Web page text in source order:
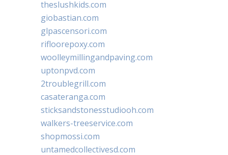
theslushkids.com
giobastian.com
glpascensori.com
rifloorepoxy.com
woolleymillingandpaving.com
uptonpvd.com
2troublegrill.com
casateranga.com
sticksandstonesstudiooh.com
walkers-treeservice.com
shopmossi.com
untamedcollectivesd.com